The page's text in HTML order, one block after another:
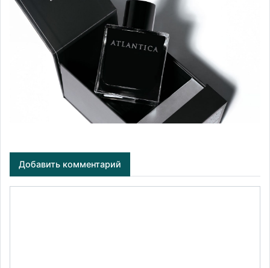
Добавить комментарий